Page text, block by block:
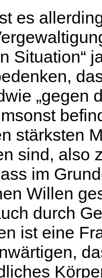
es
Situation“
„gegen
stärksten
sind, also
im
Willen
durch
ist eine